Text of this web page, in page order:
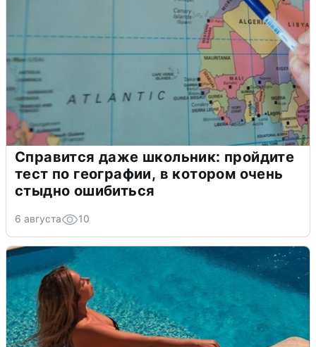
Справится даже школьник: пройдите
тест по географии, в котором очень
стыдно ошибиться
6 августа 10